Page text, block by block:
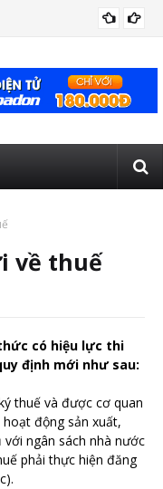
về thuế
có hiệu lực thi
định mới như sau:
thuế và được cơ quan
động sản xuất,
ngân sách nhà nước
phải thực hiện đăng